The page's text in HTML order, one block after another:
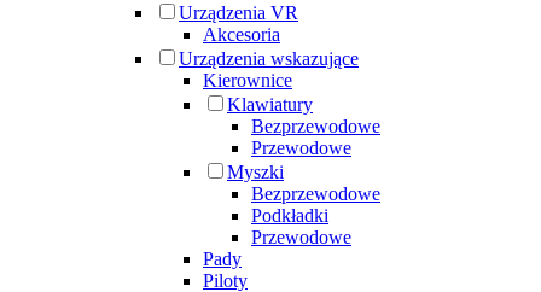
Urządzenia VR
Akcesoria
Urządzenia wskazujące
Kierownice
Klawiatury
Bezprzewodowe
Przewodowe
Myszki
Bezprzewodowe
Podkładki
Przewodowe
Pady
Piloty